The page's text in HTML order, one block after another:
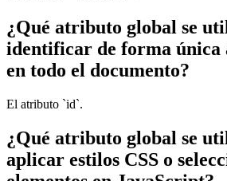
¿Qué atributo global se
identificar de forma única
en todo el documento?
El atributo `id`.
¿Qué atributo global se
aplicar estilos CSS o